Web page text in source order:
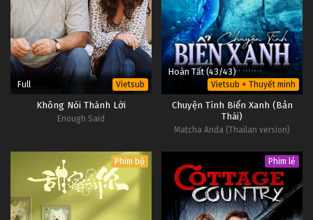
Full Vietsub
Không Nói Thành Lời
Enough Said
Hoàn Tất (43/43)
Vietsub + Thuyết minh
Chuyện Tình Biển Xanh (Bản
Thái)
Matcha Anda (Thailan version)
Phim bộ Phim lẻ